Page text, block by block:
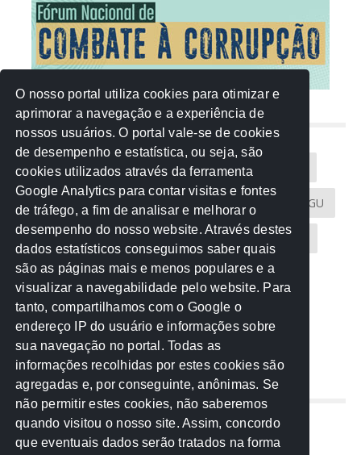
NUVEM DE TAGS
Acontece na Rede AGU AMM
Atricon Audicom CAU-MT CGU
CREA-MT Eventos MPC-MT MPE-MT
MPF Notícias PF PGE-MT PGR
Receita Federal Sem categoria
TCE-MT TCU TRE
REDE NOS ESTADOS
Mato Grosso do Sul
O nosso portal utiliza cookies para otimizar e
aprimorar a navegação e a experiência de
nossos usuários. O portal vale-se de cookies
de desempenho e estatística, ou seja, são
cookies utilizados através da ferramenta
Google Analytics para contar visitas e fontes
de tráfego, a fim de analisar e melhorar o
desempenho do nosso website. Através destes
dados estatísticos conseguimos saber quais
são as páginas mais e menos populares e a
visualizar a navegabilidade pelo website. Para
tanto, compartilhamos com o Google o
endereço IP do usuário e informações sobre
sua navegação no portal. Todas as
informações recolhidas por estes cookies são
agregadas e, por conseguinte, anônimas. Se
não permitir estes cookies, não saberemos
quando visitou o nosso site. Assim, concordo
que eventuais dados serão tratados na forma